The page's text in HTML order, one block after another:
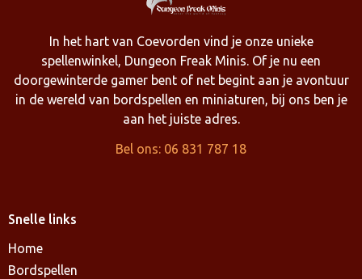
In het hart van Coevorden vind je onze unieke
spellenwinkel, Dungeon Freak Minis. Of je nu een
doorgewinterde gamer bent of net begint aan je avontuur
in de wereld van bordspellen en miniaturen, bij ons ben je
aan het juiste adres.
Bel ons: 06 831 787 18
Snelle links
Home
Bordspellen